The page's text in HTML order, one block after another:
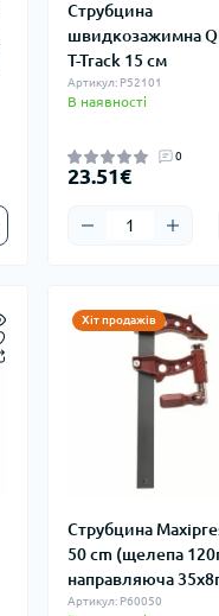
Струбцина
швидкозажимна
T-Track 15 см
Артикул: P52101
В наявності
0
23.51€
Хіт продажів
Струбцина
50 cm (щелепа
направляюча
Артикул: P60050